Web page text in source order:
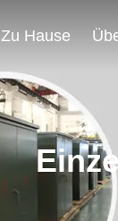
Zu Hause